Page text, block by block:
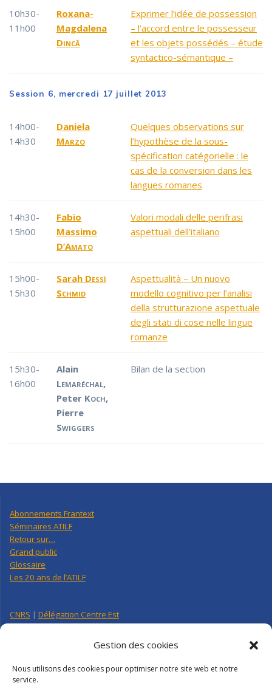
Gestion des cookies
Nous utilisons des cookies pour optimiser notre site web et notre
service.
10h30-
11h00
Roxana-
Magdalena
Dincă
Exprimer l’idée de possession
– l’accord entre le possesseur
et les objets possédés – étude
syntactico-sémantique –
Session 6, mercredi 17 juillet 2013
14h00-
14h30
Daniela
Marzo
Quelques observations sur
l’hypothèse de la sous-
spécification catégorielle : le
cas de la conversion dans les
langues romanes
14h30-
15h00
Fabio
Massimo
D’Amato
Valori modali delle perifrasi
aspettuali dell’italiano
15h00-
15h30
Sarah Dessì
Schmid
Aspettualità – Un nuovo
modello cognitivo per l’analisi
della strutturazione aspettuale
degli stati di cose nelle lingue
romanze
15h30-
16h00
Alain
Lemaréchal,
Peter Koch,
Pierre
Swiggers
Bilan de la section
Abonnements Frantext
Séminaires ATILF
Retour sur…
Grand public
Glossaire
Les 20 ans de l’ATILF
CNRS | Délégation Centre Est
Université de Lorraine
CNRS Hebdo Centre-Est